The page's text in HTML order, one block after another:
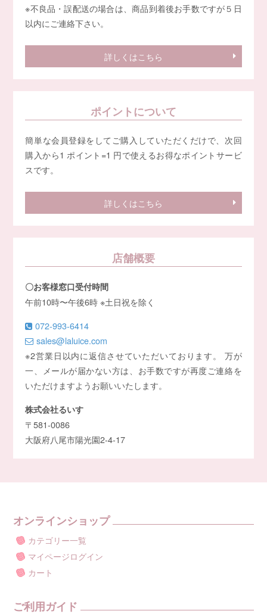
※不良品・誤配送の場合は、商品到着後お手数ですが５日
以内にご連絡下さい。
詳しくはこちら
ポイントについて
簡単な会員登録をしてご購入していただくだけで、次回
購入から1 ポイント=1 円で使えるお得なポイントサービ
スです。
詳しくはこちら
店舗概要
〇お客様窓口受付時間
午前10時〜午後6時 ※土日祝を除く
072-993-6414
sales@laluice.com
※2営業日以内に返信させていただいております。 万が
一、メールが届かない方は、お手数ですが再度ご連絡を
いただけますようお願いいたします。
株式会社るいす
〒581-0086
大阪府八尾市陽光園2-4-17
オンラインショップ
カテゴリー一覧
マイページログイン
カート
ご利用ガイド